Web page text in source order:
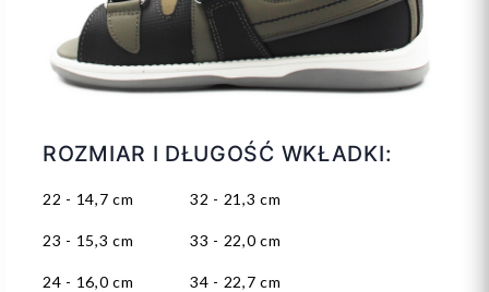
ROZMIAR I DŁUGOŚĆ WKŁADKI:
22 - 14,7 cm 32 - 21,3 cm
23 - 15,3 cm 33 - 22,0 cm
24 - 16,0 cm 34 - 22,7 cm